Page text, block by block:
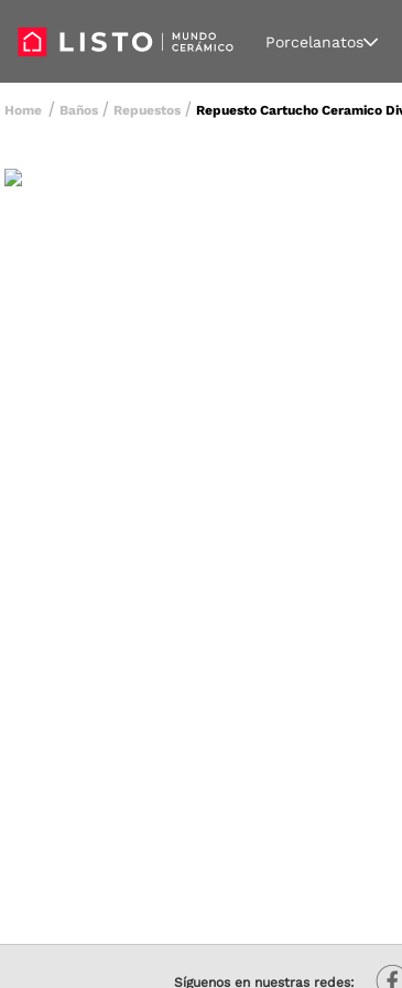
Porcelanatos
Baños Repuestos Repuesto Cartucho Ceramico
Síguenos en nuestras redes: